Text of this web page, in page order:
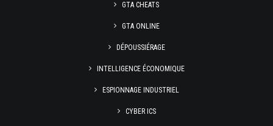
GTA CHEATS
GTA ONLINE
DÉPOUSSIÉRAGE
INTELLIGENCE ÉCONOMIQUE
ESPIONNAGE INDUSTRIEL
CYBER ICS